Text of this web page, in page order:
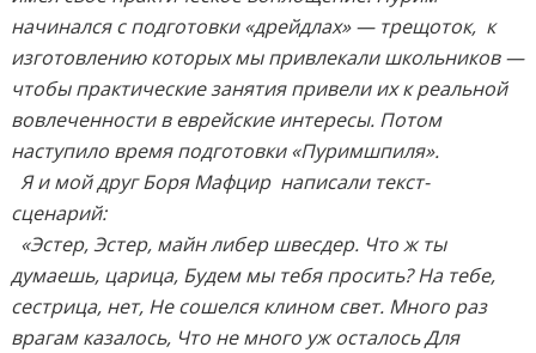
начинался с подготовки «дрейдлах» — трещоток, к
изготовлению которых мы привлекали школьников —
чтобы практические занятия привели их к реальной
вовлеченности в еврейские интересы. Потом
наступило время подготовки «Пуримшпиля».
Я и мой друг Боря Мафцир написали текст-
сценарий:
«Эстер, Эстер, майн либер швесдер. Что ж ты
думаешь, царица, Будем мы тебя просить? На тебе,
сестрица, нет, Не сошелся клином свет. Много раз
врагам казалось, Что не много уж осталось Для